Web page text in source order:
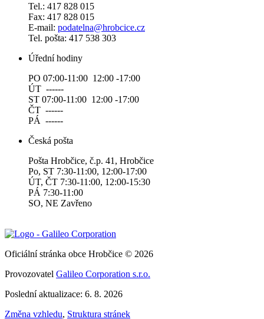
Tel.: 417 828 015
Fax: 417 828 015
E-mail: podatelna@hrobcice.cz
Tel. pošta: 417 538 303
Úřední hodiny
PO 07:00-11:00 12:00 -17:00
ÚT ------
ST 07:00-11:00 12:00 -17:00
ČT ------
PÁ ------
Česká pošta
Pošta Hrobčice, č.p. 41, Hrobčice
Po, ST 7:30-11:00, 12:00-17:00
ÚT, ČT 7:30-11:00, 12:00-15:30
PÁ 7:30-11:00
SO, NE Zavřeno
Oficiální stránka obce Hrobčice © 2026
Provozovatel Galileo Corporation s.r.o.
Poslední aktualizace: 6. 8. 2026
Změna vzhledu, Struktura stránek